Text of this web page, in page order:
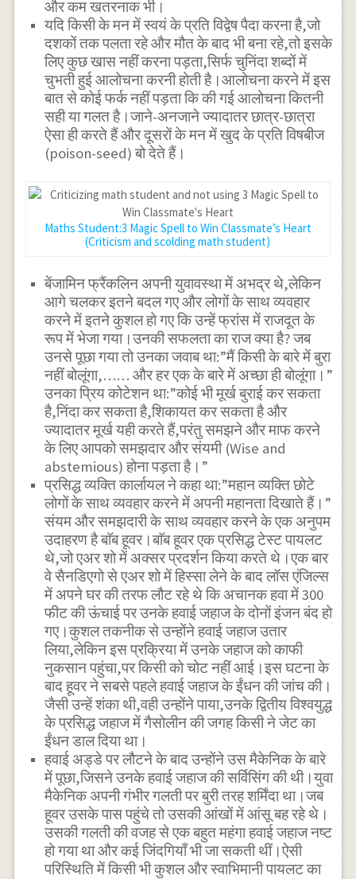
और कम खतरनाक भी।
यदि किसी के मन में स्वयं के प्रति विद्वेष पैदा करना है,जो
दशकों तक पलता रहे और मौत के बाद भी बना रहे,तो इसके
लिए कुछ खास नहीं करना पड़ता,सिर्फ चुनिंदा शब्दों में
चुभती हुई आलोचना करनी होती है।आलोचना करने में इस
बात से कोई फर्क नहीं पड़ता कि की गई आलोचना कितनी
सही या गलत है।जाने-अनजाने ज्यादातर छात्र-छात्रा
ऐसा ही करते हैं और दूसरों के मन में खुद के प्रति विषबीज
(poison-seed) बो देते हैं।
Maths Student:3 Magic Spell to Win Classmate’s Heart
(Criticism and scolding math student)
बेंजामिन फ्रैंकलिन अपनी युवावस्था में अभद्र थे,लेकिन
आगे चलकर इतने बदल गए और लोगों के साथ व्यवहार
करने में इतने कुशल हो गए कि उन्हें फ्रांस में राजदूत के
रूप में भेजा गया।उनकी सफलता का राज क्या है? जब
उनसे पूछा गया तो उनका जवाब था:”मैं किसी के बारे में बुरा
नहीं बोलूंगा,…… और हर एक के बारे में अच्छा ही बोलूंगा।”
उनका प्रिय कोटेशन था:”कोई भी मूर्ख बुराई कर सकता
है,निंदा कर सकता है,शिकायत कर सकता है और
ज्यादातर मूर्ख यही करते हैं,परंतु समझने और माफ करने
के लिए आपको समझदार और संयमी (Wise and
abstemious) होना पड़ता है।”
प्रसिद्ध व्यक्ति कार्लायल ने कहा था:”महान व्यक्ति छोटे
लोगों के साथ व्यवहार करने में अपनी महानता दिखाते हैं।”
संयम और समझदारी के साथ व्यवहार करने के एक अनुपम
उदाहरण है बाॅब हूवर।बाॅब हूवर एक प्रसिद्ध टेस्ट पायलट
थे,जो एअर शो में अक्सर प्रदर्शन किया करते थे।एक बार
वे सैनडिएगो से एअर शो में हिस्सा लेने के बाद लॉस एंजिल्स
में अपने घर की तरफ लौट रहे थे कि अचानक हवा में 300
फीट की ऊंचाई पर उनके हवाई जहाज के दोनों इंजन बंद हो
गए।कुशल तकनीक से उन्होंने हवाई जहाज उतार
लिया,लेकिन इस प्रक्रिया में उनके जहाज को काफी
नुकसान पहुंचा,पर किसी को चोट नहीं आई।इस घटना के
बाद हूवर ने सबसे पहले हवाई जहाज के ईंधन की जांच की।
जैसी उन्हें शंका थी,वही उन्होंने पाया,उनके द्वितीय विश्वयुद्ध
के प्रसिद्ध जहाज में गैसोलीन की जगह किसी ने जेट का
ईंधन डाल दिया था।
हवाई अड्डे पर लौटने के बाद उन्होंने उस मैकेनिक के बारे
में पूछा,जिसने उनके हवाई जहाज की सर्विसिंग की थी।युवा
मैकेनिक अपनी गंभीर गलती पर बुरी तरह शर्मिंदा था।जब
हूवर उसके पास पहुंचे तो उसकी आंखों में आंसू बह रहे थे।
उसकी गलती की वजह से एक बहुत महंगा हवाई जहाज नष्ट
हो गया था और कई जिंदगियाँ भी जा सकती थीं।ऐसी
परिस्थिति में किसी भी कुशल और स्वाभिमानी पायलट का